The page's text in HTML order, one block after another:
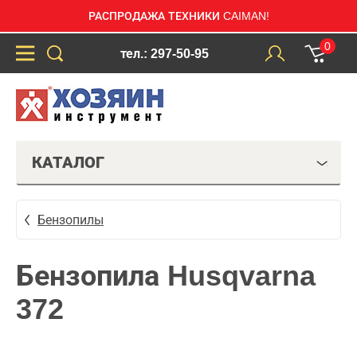
РАСПРОДАЖА ТЕХНИКИ CAIMAN!
тел.: 297-50-95
0
КАТАЛОГ
Бензопилы
Бензопила Husqvarna
372